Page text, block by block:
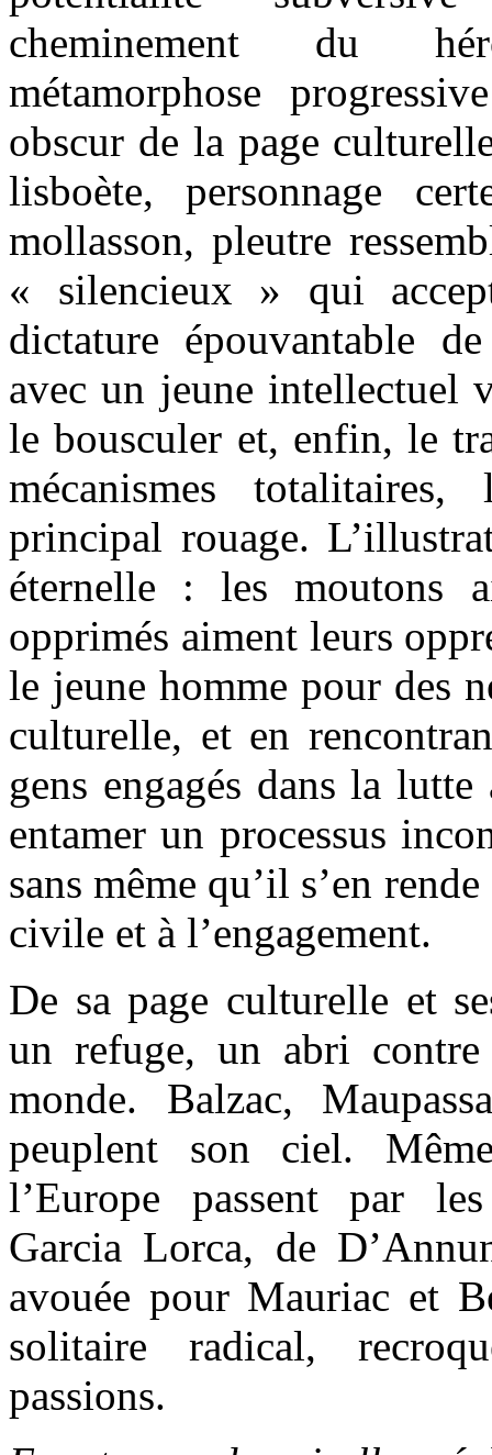
cheminement du
métamorphose
obscur de la page
lisboète, personnage
mollasson, pleutre
« silencieux » qui
dictature épouvantable
avec un jeune intellectuel
le bousculer et, enfin, le
mécanismes
principal rouage.
éternelle : les moutons
opprimés aiment leurs
le jeune homme pour des
culturelle, et en
gens engagés dans la
entamer un processus
sans même qu’il s’en
civile et à l’engagement.
De sa page culturelle et
un refuge, un abri
monde. Balzac,
peuplent son ciel.
l’Europe passent par
Garcia Lorca, de
avouée pour Mauriac et
solitaire radical,
passions.